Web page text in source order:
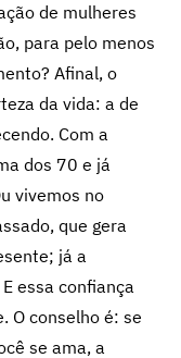
de mulheres
para pelo menos
Afinal, o
da vida: a de
Com a
dos 70 e já
vivemos no
que gera
já a
essa confiança
O conselho é: se
se ama, a